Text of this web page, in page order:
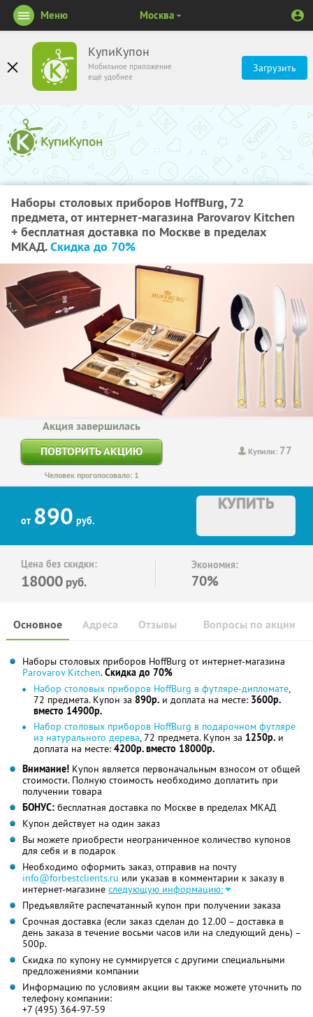
КупиКупон
Мобильное приложение
ещё удобнее
Загрузить
Меню Москва
Наборы столовых приборов HoffBurg, 72
предмета, от интернет-магазина Parovarov Kitchen
+ бесплатная доставка по Москве в пределах
МКАД.Скидка до 70%
Купили: 77
Акция завершилась
ПОВТОРИТЬ АКЦИЮ
Человек проголосовало: 1
от 890 руб.
КУПИТЬ
Цена без скидки:
18000 руб.
Экономия:
70%
Основное Отзывы Вопросы по акции
Адреса
Наборы столовых приборов HoffBurg от интернет-магазина
Parovarov Kitchen.Скидка до 70%
Набор столовых приборов HoffBurg в футляре-дипломате,
72 предмета. Купон за 890р. и доплата на месте: 3600р.
вместо 14900р.
Набор столовых приборов HoffBurg в подарочном футляре
из натурального дерева, 72 предмета. Купон за 1250р. и
доплата на месте: 4200р. вместо 18000р.
Внимание! Купон является первоначальным взносом от общей
стоимости. Полную стоимость необходимо доплатить при
получении товара
БОНУС: бесплатная доставка по Москве в пределах МКАД
Купон действует на один заказ
Вы можете приобрести неограниченное количество купонов
для себя и в подарок
Необходимо оформить заказ, отправив на почту
info@forbestclients.ru или указав в комментарии к заказу в
интернет-магазине следующую информацию:
Предъявляйте распечатанный купон при получении заказа
Срочная доставка (если заказ сделан до 12.00 – доставка в
день заказа в течение восьми часов или на следующий день) –
500р.
Скидка по купону не суммируется с другими специальными
предложениями компании
Информацию по условиям акции вы также можете уточнить по
телефону компании:
+7 (495) 364-97-59